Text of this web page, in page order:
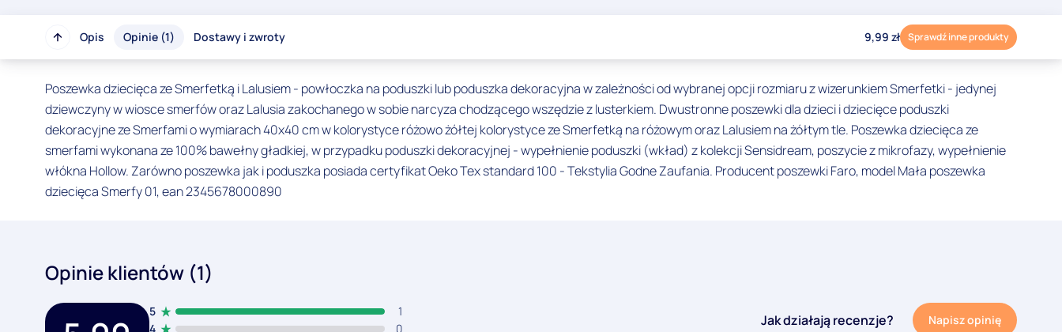
Opis Opinie (1) Dostawy i zwroty 9,99 zł Sprawdź inne produkty
Poszewka dziecięca ze Smerfetką i Lalusiem - powłoczka na poduszki lub poduszka dekoracyjna w zależności od wybranej opcji rozmiaru z wizerunkiem Smerfetki - jedynej
dziewczyny w wiosce smerfów oraz Lalusia zakochanego w sobie narcyza chodzącego wszędzie z lusterkiem. Dwustronne poszewki dla dzieci i dziecięce poduszki
dekoracyjne ze Smerfami o wymiarach 40x40 cm w kolorystyce różowo żółtej kolorystyce ze Smerfetką na różowym oraz Lalusiem na żółtym tle. Poszewka dziecięca ze
smerfami wykonana ze 100% bawełny gładkiej, w przypadku poduszki dekoracyjnej - wypełnienie poduszki (wkład) z kolekcji Sensidream, poszycie z mikrofazy, wypełnienie
włókna Hollow. Zarówno poszewka jak i poduszka posiada certyfikat Oeko Tex standard 100 - Tekstylia Godne Zaufania. Producent poszewki Faro, model Mała poszewka
dziecięca Smerfy 01, ean 2345678000890
Opinie klientów (1)
4 0
5 1
Jak działają recenzje? Napisz opinię